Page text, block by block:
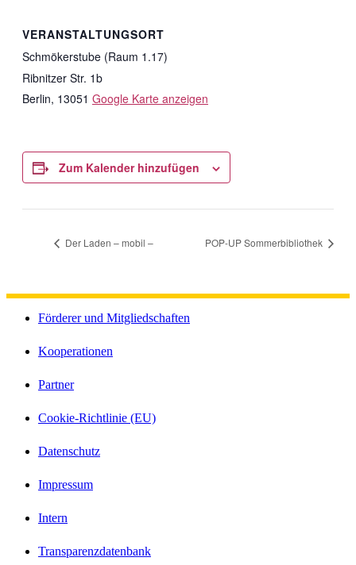
VERANSTALTUNGSORT
Schmökerstube (Raum 1.17)
Ribnitzer Str. 1b
Berlin, 13051 Google Karte anzeigen
Zum Kalender hinzufügen
Der Laden – mobil – POP-UP Sommerbibliothek
Förderer und Mitgliedschaften
Kooperationen
Partner
Cookie-Richtlinie (EU)
Datenschutz
Impressum
Intern
Transparenzdatenbank